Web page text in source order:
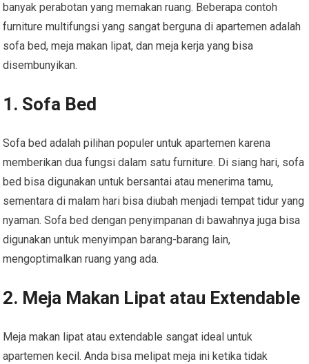
banyak perabotan yang memakan ruang. Beberapa contoh
furniture multifungsi yang sangat berguna di apartemen adalah
sofa bed, meja makan lipat, dan meja kerja yang bisa
disembunyikan.
1. Sofa Bed
Sofa bed adalah pilihan populer untuk apartemen karena
memberikan dua fungsi dalam satu furniture. Di siang hari, sofa
bed bisa digunakan untuk bersantai atau menerima tamu,
sementara di malam hari bisa diubah menjadi tempat tidur yang
nyaman. Sofa bed dengan penyimpanan di bawahnya juga bisa
digunakan untuk menyimpan barang-barang lain,
mengoptimalkan ruang yang ada.
2. Meja Makan Lipat atau Extendable
Meja makan lipat atau extendable sangat ideal untuk
apartemen kecil. Anda bisa melipat meja ini ketika tidak